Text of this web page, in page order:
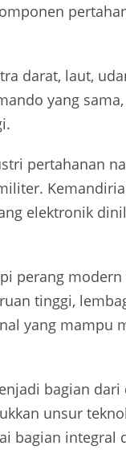
darat, laut,
yang
pertahanan
elektronik
perang
tinggi,
yang mampu
bagian
unsur
bagian integral